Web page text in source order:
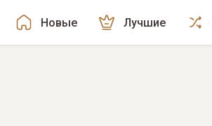
Новые Лучшие